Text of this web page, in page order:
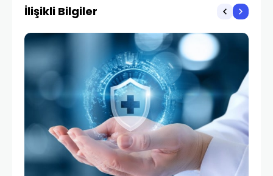
İlişikli Bilgiler